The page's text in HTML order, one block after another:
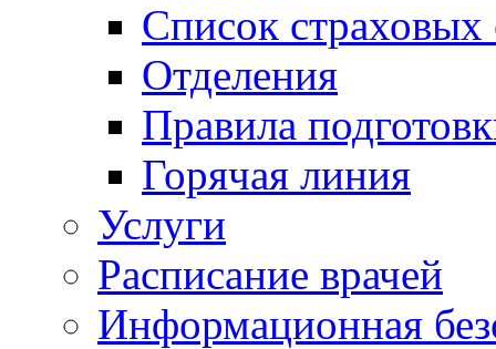
Список страховых
Отделения
Правила
Горячая линия
Услуги
Расписание врачей
Информационная